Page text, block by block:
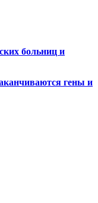
больниц и
гены и